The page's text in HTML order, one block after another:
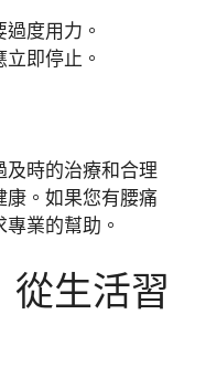
度用力。
即停止。
及時的治療和合理
康。如果您有腰痛
業的幫助。
從生活習